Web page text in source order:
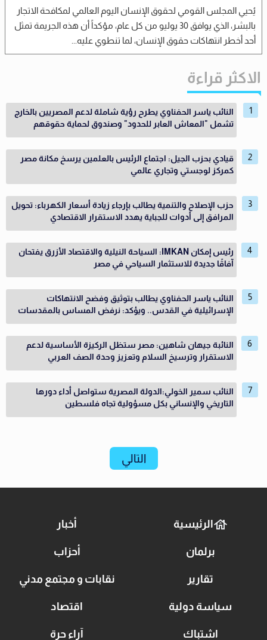
يُحيي المجلس القومي لحقوق الإنسان اليوم العالمي لمكافحة الاتجار
بالبشر، الذي يوافق 30 يوليو من كل عام، مؤكداً أن هذه الجريمة تمثل
أحد أخطر انتهاكات حقوق الإنسان، لما تنطوي عليه...
الاكثر قراءة
النائب ياسر الحفناوي يطرح رؤية شاملة لدعم المصريين بالخارج
تشمل "المعاش العابر للحدود" وصندوق لحماية حقوقهم
قيادي بحزب الجيل: اجتماع الرئيس بالعلمين يرسخ مكانة مصر
كمركز لوجستي وتجاري عالمي
حزب الإصلاح والتنمية يطالب بإرجاء زيادة أسعار الكهرباء: تحويل
المرافق إلى أدوات للجباية يهدد الاستقرار الاقتصادي
رئيس إمكان IMKAN: السياحة النيلية والاقتصاد الأزرق يفتحان
آفاقًا جديدة للاستثمار السياحي في مصر
النائب ياسر الحفناوي يطالب بتوثيق وفضح الانتهاكات
الإسرائيلية في القدس.. ويؤكد: نرفض المساس بالمقدسات
النائبة جيهان شاهين: مصر ستظل الركيزة الأساسية لدعم
الاستقرار وترسيخ السلام وتعزيز وحدة الصف العربي
النائب سمير الخولي:الدولة المصرية ستواصل أداء دورها
التاريخي والإنساني بكل مسؤولية تجاه فلسطين
التالي
الرئيسية أخبار
برلمان أحزاب
تقارير نقابات و مجتمع مدني
سياسة دولية اقتصاد
اشتباك آراء حرة